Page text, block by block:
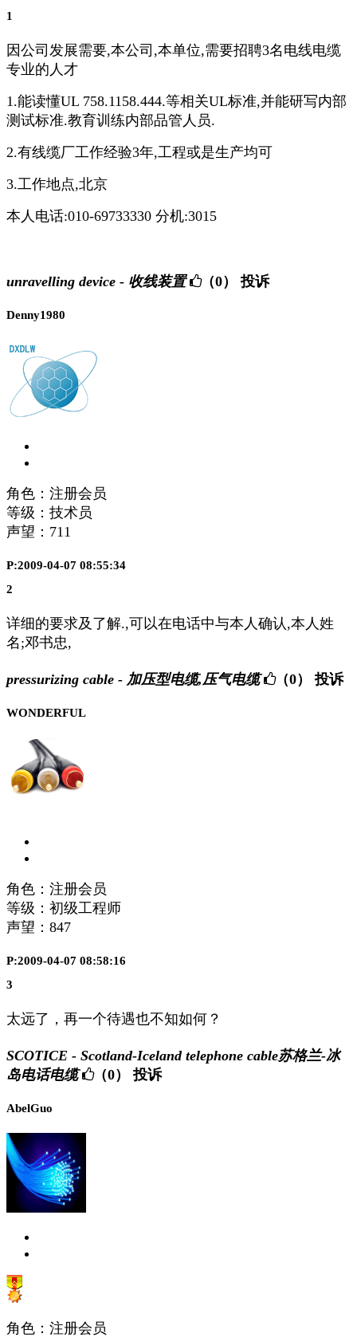
1
因公司发展需要,本公司,本单位,需要招聘3名电线电缆
专业的人才
1.能读懂UL 758.1158.444.等相关UL标准,并能研写内部
测试标准.教育训练内部品管人员.
2.有线缆厂工作经验3年,工程或是生产均可
3.工作地点,北京
本人电话:010-69733330 分机:3015
unravelling device - 收线装置 （0） 投诉
Denny1980
角色：注册会员
等级：技术员
声望： 711
P:2009-04-07 08:55:34
2
详细的要求及了解.,可以在电话中与本人确认,本人姓
名;邓书忠,
pressurizing cable - 加压型电缆,压气电缆 （0） 投诉
WONDERFUL
角色：注册会员
等级：初级工程师
声望： 847
P:2009-04-07 08:58:16
3
太远了，再一个待遇也不知如何？
SCOTICE - Scotland-Iceland telephone cable苏格兰-冰
岛电话电缆
（0） 投诉
AbelGuo
角色：注册会员